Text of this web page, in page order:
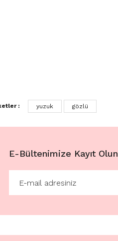
: yuzuk gözlü
E-Bültenimize Kayıt Olun